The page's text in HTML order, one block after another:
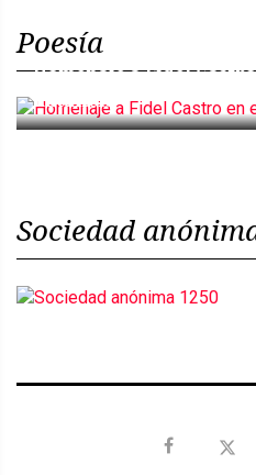
Poesía
Homenaje a Fidel
natalicio
Sociedad